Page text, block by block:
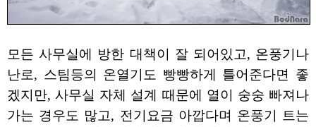
모든 사무실에 방한 대책이 잘 되어있고, 온풍기나
난로, 스팀등의 온열기도 빵빵하게 틀어준다면 좋
겠지만, 사무실 자체 설계 때문에 열이 숭숭 빠져나
가는 경우도 많고, 전기요금 아깝다며 온풍기 트는